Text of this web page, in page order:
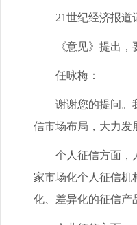
21世纪经济报道
《意见》提出，要
任咏梅：
谢谢您的提问。我
信市场布局，大力发
个人征信方面，人
家市场化个人征信机
化、差异化的征信产